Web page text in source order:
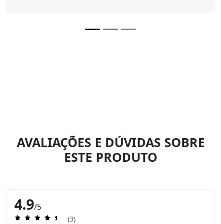
AVALIAÇÕES E DÚVIDAS SOBRE
ESTE PRODUTO
4.9/5
(3)